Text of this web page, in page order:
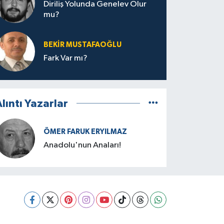
Diriliş Yolunda Genelev Olur
mu?
BEKIR MUSTAFAOĞLU
Fark Var mı?
Yazarlar
ÖMER FARUK ERYILMAZ
Anadolu'nun Anaları!